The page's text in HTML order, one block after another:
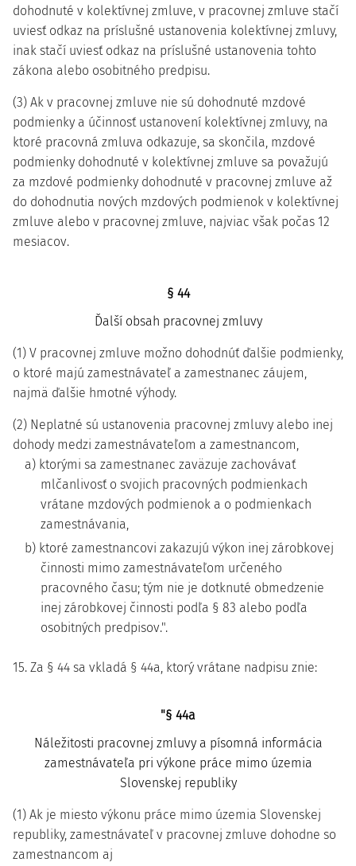
dohodnuté v kolektívnej zmluve, v pracovnej zmluve stačí
uviesť odkaz na príslušné ustanovenia kolektívnej zmluvy,
inak stačí uviesť odkaz na príslušné ustanovenia tohto
zákona alebo osobitného predpisu.
(3) Ak v pracovnej zmluve nie sú dohodnuté mzdové
podmienky a účinnosť ustanovení kolektívnej zmluvy, na
ktoré pracovná zmluva odkazuje, sa skončila, mzdové
podmienky dohodnuté v kolektívnej zmluve sa považujú
za mzdové podmienky dohodnuté v pracovnej zmluve až
do dohodnutia nových mzdových podmienok v kolektívnej
zmluve alebo v pracovnej zmluve, najviac však počas 12
mesiacov.
§ 44
Ďalší obsah pracovnej zmluvy
(1) V pracovnej zmluve možno dohodnúť ďalšie podmienky,
o ktoré majú zamestnávateľ a zamestnanec záujem,
najmä ďalšie hmotné výhody.
(2) Neplatné sú ustanovenia pracovnej zmluvy alebo inej
dohody medzi zamestnávateľom a zamestnancom,
a) ktorými sa zamestnanec zaväzuje zachovávať
mlčanlivosť o svojich pracovných podmienkach
vrátane mzdových podmienok a o podmienkach
zamestnávania,
b) ktoré zamestnancovi zakazujú výkon inej zárobkovej
činnosti mimo zamestnávateľom určeného
pracovného času; tým nie je dotknuté obmedzenie
inej zárobkovej činnosti podľa § 83 alebo podľa
osobitných predpisov.".
15. Za § 44 sa vkladá § 44a, ktorý vrátane nadpisu znie:
"§ 44a
Náležitosti pracovnej zmluvy a písomná informácia
zamestnávateľa pri výkone práce mimo územia
Slovenskej republiky
(1) Ak je miesto výkonu práce mimo územia Slovenskej
republiky, zamestnávateľ v pracovnej zmluve dohodne so
zamestnancom aj